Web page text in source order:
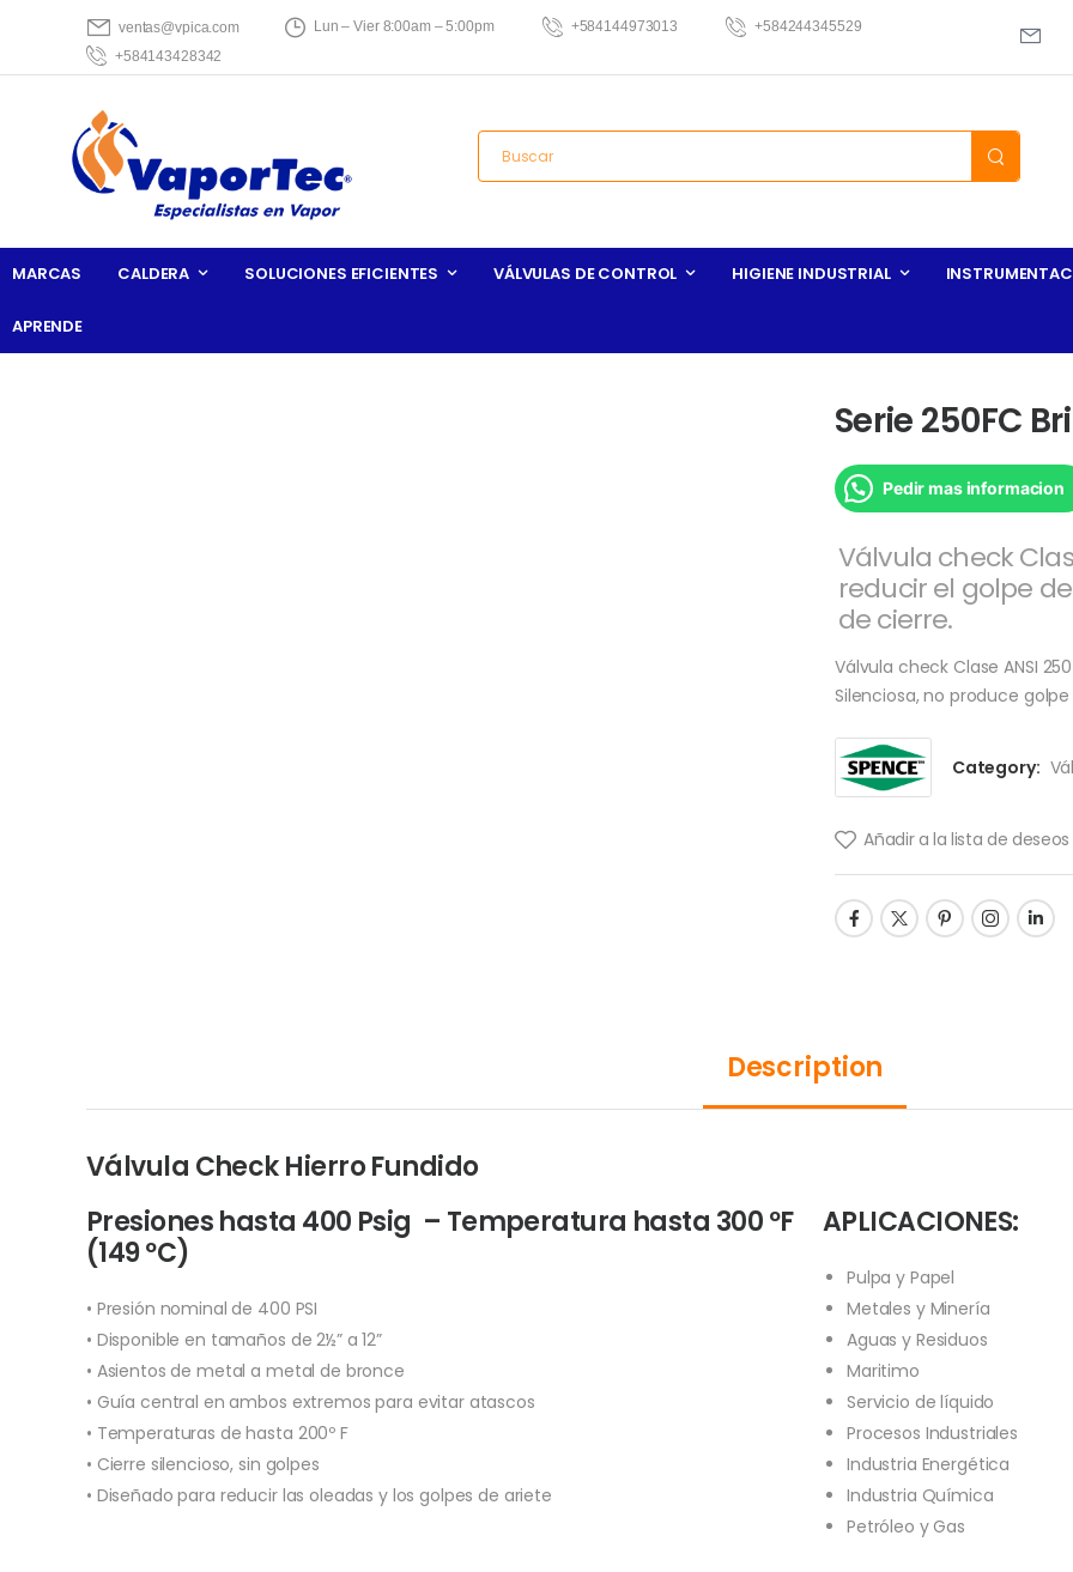
ventas@vpica.com Lun – Vier 8:00am – 5:00pm +584144973013
+584244345529
+584143428342
MARCAS CALDERA SOLUCIONES EFICIENTES VÁLVULAS DE CONTROL HIGIENE INDUSTRIAL
APRENDE
Serie 250FC
Pedir mas informacion
Válvula check
reducir el golpe
de cierre.
Válvula check Clase ANSI
Silenciosa, no produce
Category:
Añadir a la lista de deseos
Description
Válvula Check Hierro Fundido
Presiones hasta 400 Psig – Temperatura hasta 300 ºF
(149 ºC)
• Presión nominal de 400 PSI
• Disponible en tamaños de 2½” a 12”
• Asientos de metal a metal de bronce
• Guía central en ambos extremos para evitar atascos
• Temperaturas de hasta 200º F
• Cierre silencioso, sin golpes
• Diseñado para reducir las oleadas y los golpes de ariete
APLICACIONES:
Pulpa y Papel
Metales y Minería
Aguas y Residuos
Maritimo
Servicio de líquido
Procesos Industriales
Industria Energética
Industria Química
Petróleo y Gas